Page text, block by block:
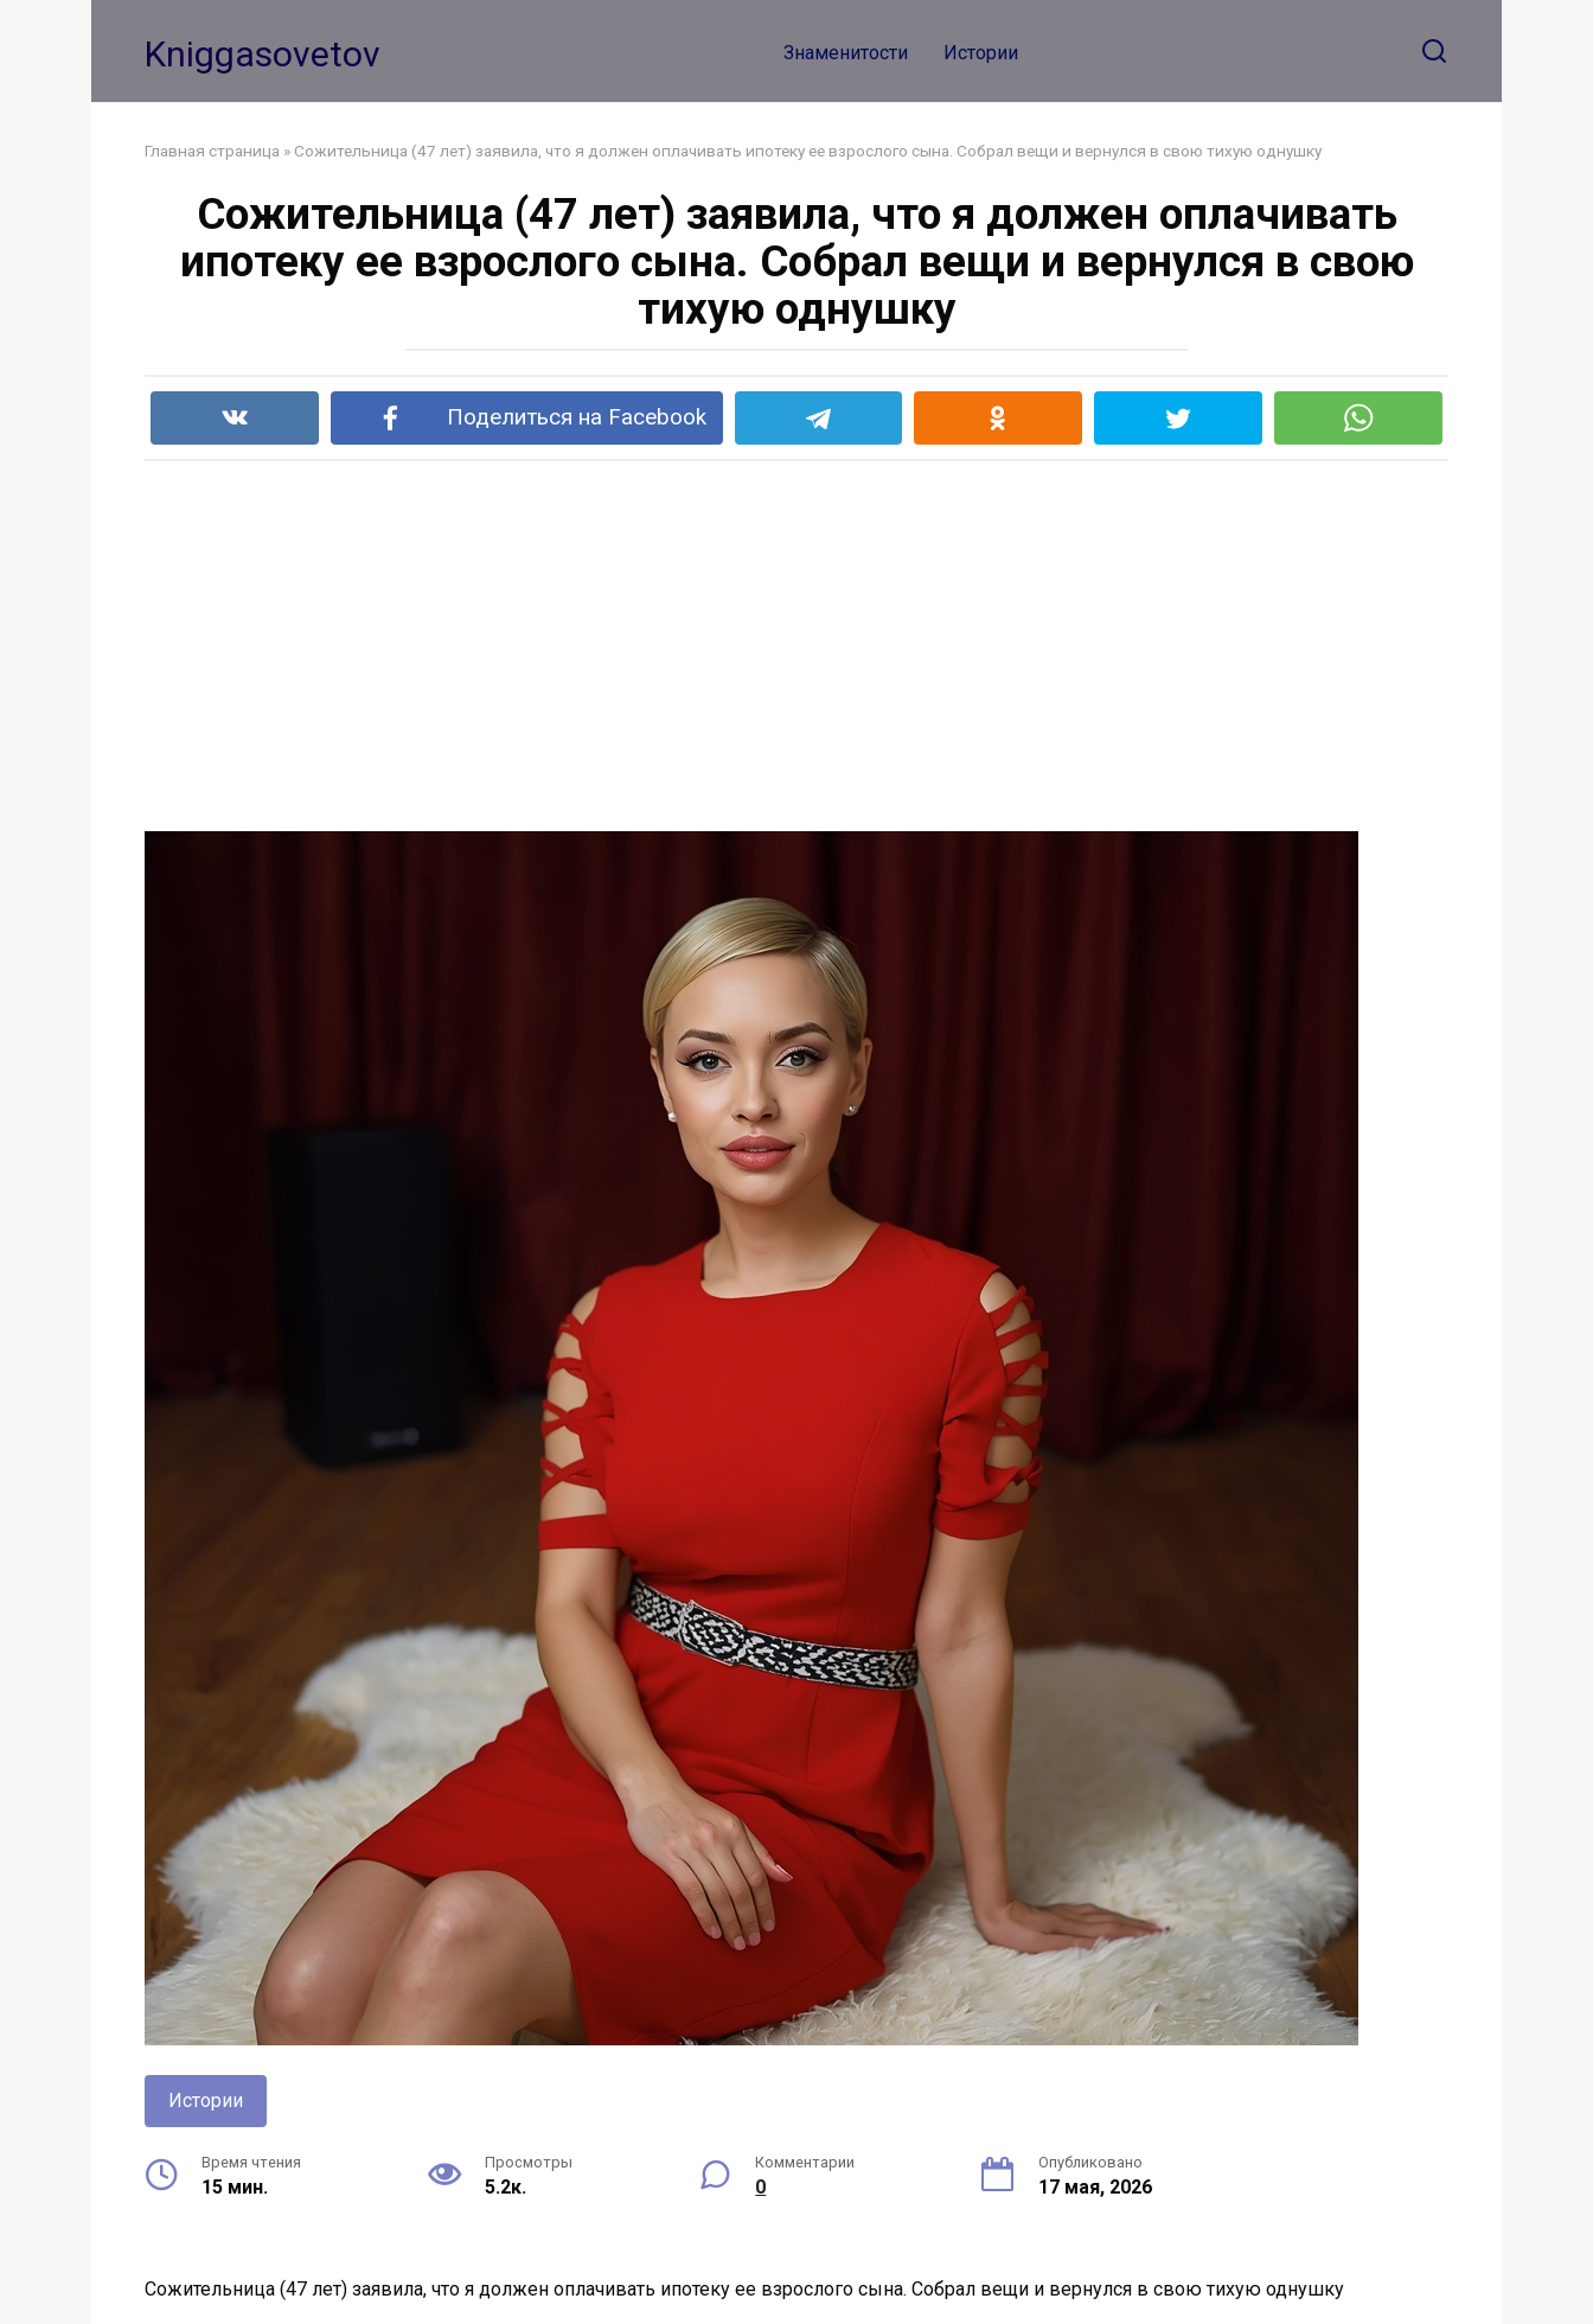
Kniggasovetov Знаменитости Истории
Главная страница » Сожительница (47 лет) заявила, что я должен оплачивать ипотеку ее взрослого сына. Собрал вещи и вернулся в свою тихую однушку
Сожительница (47 лет) заявила, что я должен оплачивать
ипотеку ее взрослого сына. Собрал вещи и вернулся в свою
тихую однушку
Поделиться на Facebook
Истории
Время чтения
15 мин.
Просмотры
5.2к.
Комментарии
0
Опубликовано
17 мая, 2026
Сожительница (47 лет) заявила, что я должен оплачивать ипотеку ее взрослого сына. Собрал вещи и вернулся в свою тихую однушку